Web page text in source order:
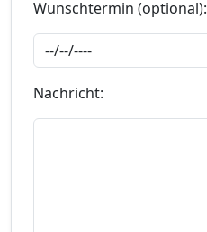
Wunschtermin (optional):
Nachricht: